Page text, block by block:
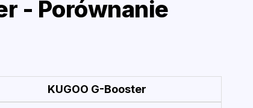
- Porównanie
KUGOO G-Booster